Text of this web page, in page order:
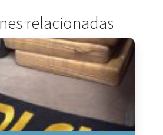
relacionadas